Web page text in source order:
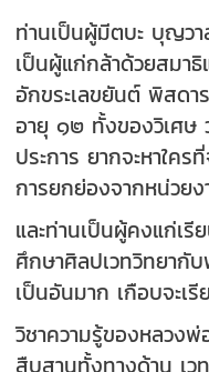
ท่านเป็นผู้มีตบะ บุญว
เป็นผู้แก่กล้าด้วยสมา
อักขระเลขยันต์ พิสดา
อายุ ๑๒ ทั้งของวิเศษ
ประการ ยากจะหาใค
การยกย่องจากหน่วย
และท่านเป็นผู้คงแก่เรี
ศึกษาศิลปเวทวิทยากั
เป็นอันมาก เกือบจะเ
วิชาความรู้ของหลวง
สืบสานทั้งทางด้าน เว